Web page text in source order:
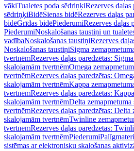
vākiTualetes poda sēdriņķiRezerves daļas
sēdriņķiBidēSienas bidēRezerves daļas
bidēGrīdas bidēPiederumiRezerves daļas
PiederumiNoskalošanas taustiņi un
vadībaNoskalošanas taustiņiRezerves
Noskalošanas taustiņiSigma
tvertnēmRezerves daļas paredzētas:
skalojamām tvertnēmOmega
tvertnēmRezerves daļas paredzētas:
skalojamām tvertnēmKappa
tvertnēmRezerves daļas paredzētas:
skalojamām tvertnēmDelta zemapmetuma
tvertnēmRezerves daļas paredzētas: Delta
skalojamām tvertnēmTwinline
tvertnēmRezerves daļas paredzētas:
skalojamām tvertnēmPiederumi
sistēmas ar elektronisku skalošanas